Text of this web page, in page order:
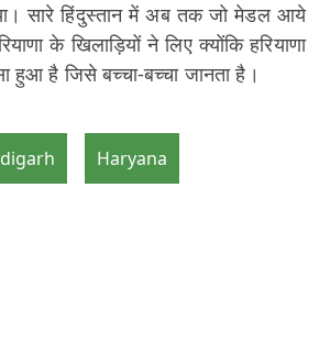
सारे हिंदुस्तान में अब तक जो मेडल आये
के खिलाड़ियों ने लिए क्योंकि हरियाणा
हुआ है जिसे बच्चा-बच्चा जानता है।
Haryana